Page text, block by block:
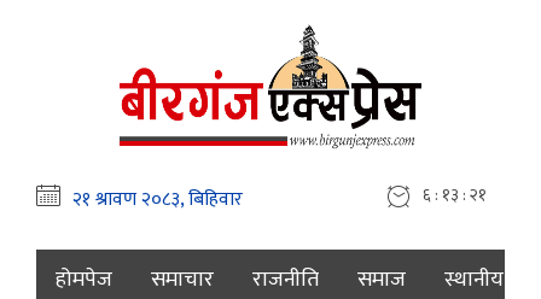
६ : १३ : २२
होमपेज समाचार राजनीति समाज स्थानीय